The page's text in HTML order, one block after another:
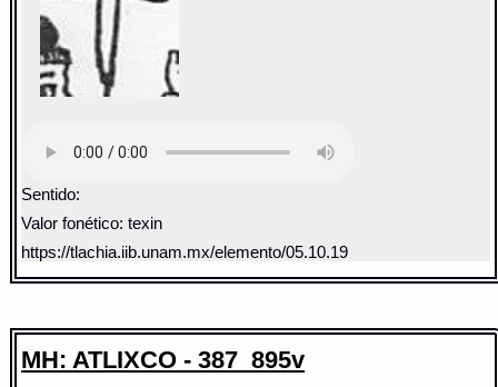
Sentido:
Valor fonético: texin
https://tlachia.iib.unam.mx/elemento/05.10.19
MH: ATLIXCO - 387_895v